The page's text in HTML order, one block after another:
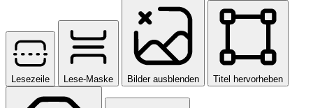
Lesezeile Lese-Maske Bilder ausblenden Titel hervorheben